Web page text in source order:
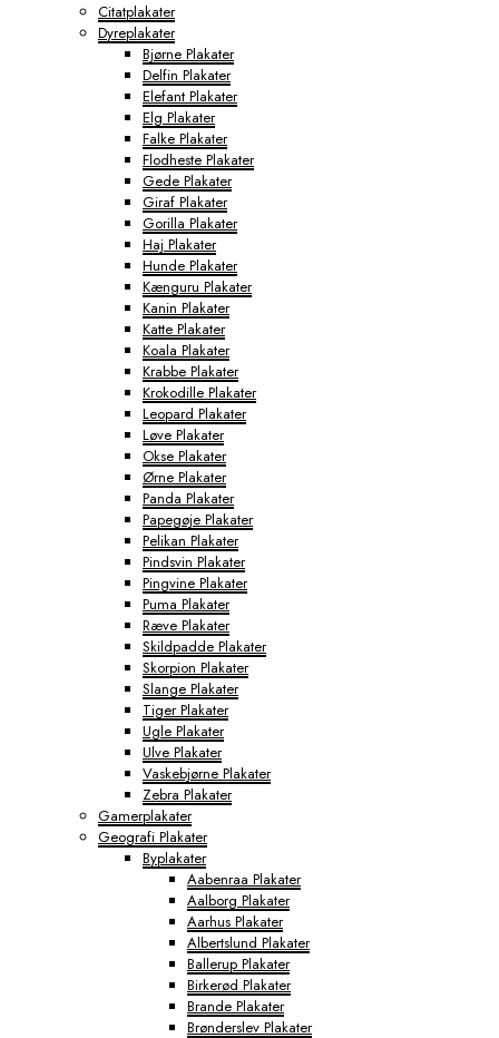
Citatplakater
Dyreplakater
Bjørne Plakater
Delfin Plakater
Elefant Plakater
Elg Plakater
Falke Plakater
Flodheste Plakater
Gede Plakater
Giraf Plakater
Gorilla Plakater
Haj Plakater
Hunde Plakater
Kænguru Plakater
Kanin Plakater
Katte Plakater
Koala Plakater
Krabbe Plakater
Krokodille Plakater
Leopard Plakater
Løve Plakater
Okse Plakater
Ørne Plakater
Panda Plakater
Papegøje Plakater
Pelikan Plakater
Pindsvin Plakater
Pingvine Plakater
Puma Plakater
Ræve Plakater
Skildpadde Plakater
Skorpion Plakater
Slange Plakater
Tiger Plakater
Ugle Plakater
Ulve Plakater
Vaskebjørne Plakater
Zebra Plakater
Gamerplakater
Geografi Plakater
Byplakater
Aabenraa Plakater
Aalborg Plakater
Aarhus Plakater
Albertslund Plakater
Ballerup Plakater
Birkerød Plakater
Brande Plakater
Brønderslev Plakater